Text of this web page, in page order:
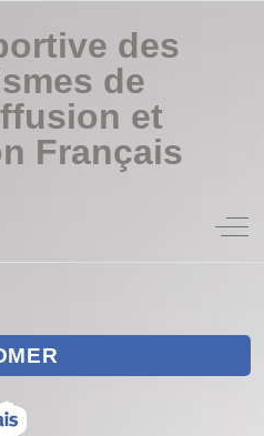
des
de
et
Français
Off-